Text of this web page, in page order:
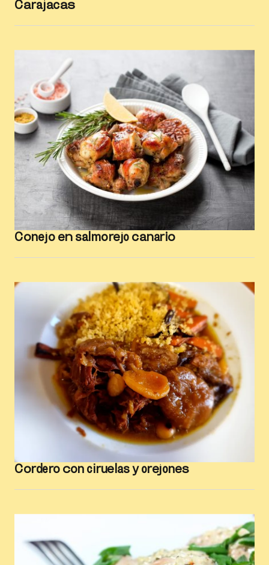
Carajacas
Conejo en salmorejo canario
Cordero con ciruelas y orejones